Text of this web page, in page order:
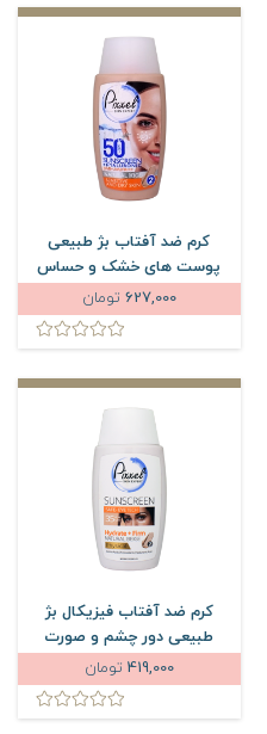
کرم ضد آفتاب بژ طبیعی
پوست های خشک و حساس
لیتر
627,000 تومان
کرم ضد آفتاب فیزیکال بژ
طبیعی دور چشم و صورت
میلی لیتر
419,000 تومان